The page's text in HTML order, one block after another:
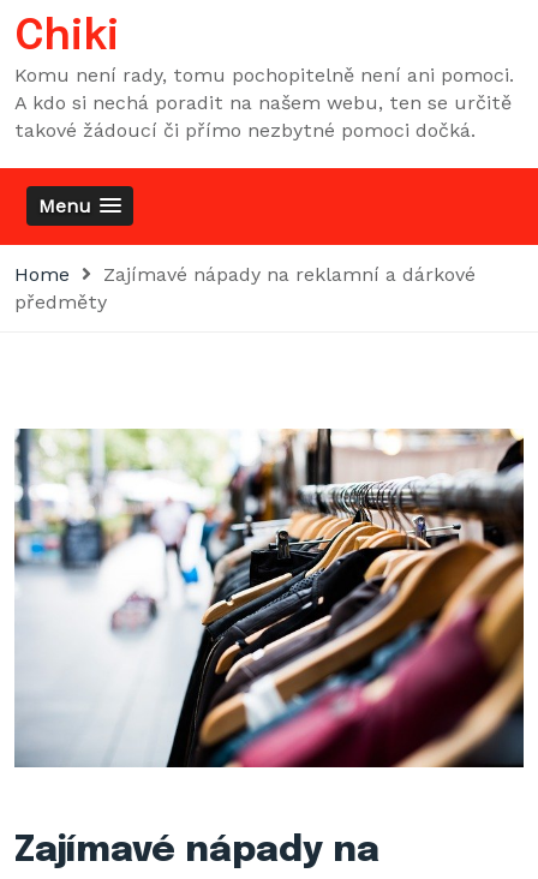
Skip
to
content
Chiki
Komu není rady, tomu pochopitelně není ani pomoci.
A kdo si nechá poradit na našem webu, ten se určitě
takové žádoucí či přímo nezbytné pomoci dočká.
Menu
Home
Zajímavé nápady na reklamní a dárkové
předměty
Zajímavé nápady na